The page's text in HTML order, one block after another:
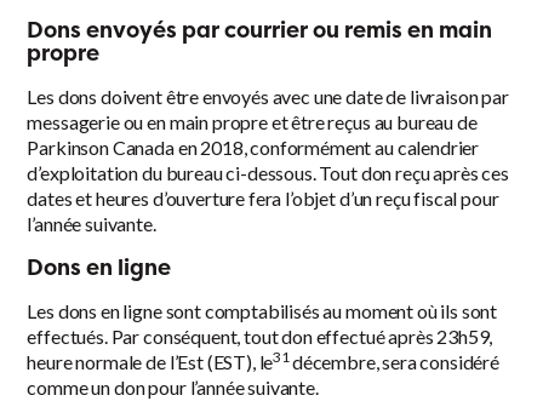
Dons envoyés par courrier ou remis en main
propre
Les dons doivent être envoyés avec une date de livraison par
messagerie ou en main propre et être reçus au bureau de
Parkinson Canada en 2018, conformément au calendrier
d’exploitation du bureau ci-dessous. Tout don reçu après ces
dates et heures d’ouverture fera l’objet d’un reçu fiscal pour
l’année suivante.
Dons en ligne
Les dons en ligne sont comptabilisés au moment où ils sont
effectués. Par conséquent, tout don effectué après 23h59,
heure normale de l’Est (EST), le31décembre, sera considéré
comme un don pour l’année suivante.